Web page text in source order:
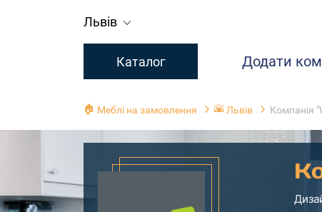
Львів
Каталог Додати
🏠 Меблі на замовлення 🌇 Львів Компанія